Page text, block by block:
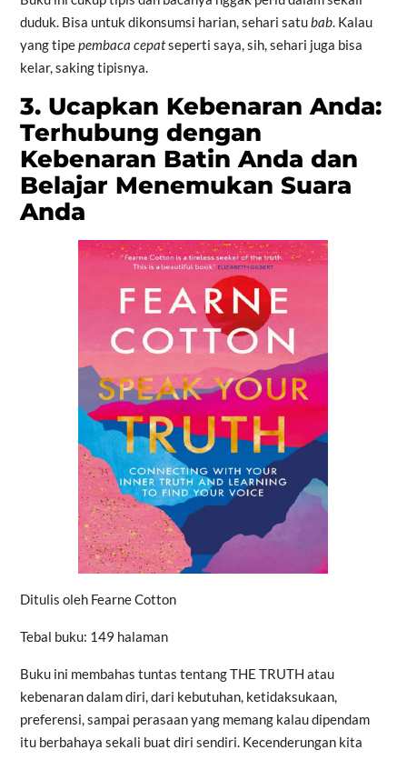
duduk. Bisa untuk dikonsumsi harian, sehari satubab. Kalau
yang tipepembaca cepatseperti saya, sih, sehari juga bisa
kelar, saking tipisnya.
3. Ucapkan Kebenaran Anda:
Terhubung dengan
Kebenaran Batin Anda dan
Belajar Menemukan Suara
Anda
Ditulis oleh Fearne Cotton
Tebal buku: 149 halaman
Buku ini membahas tuntas tentang THE TRUTH atau
kebenaran dalam diri, dari kebutuhan, ketidaksukaan,
preferensi, sampai perasaan yang memang kalau dipendam
itu berbahaya sekali buat diri sendiri. Kecenderungan kita